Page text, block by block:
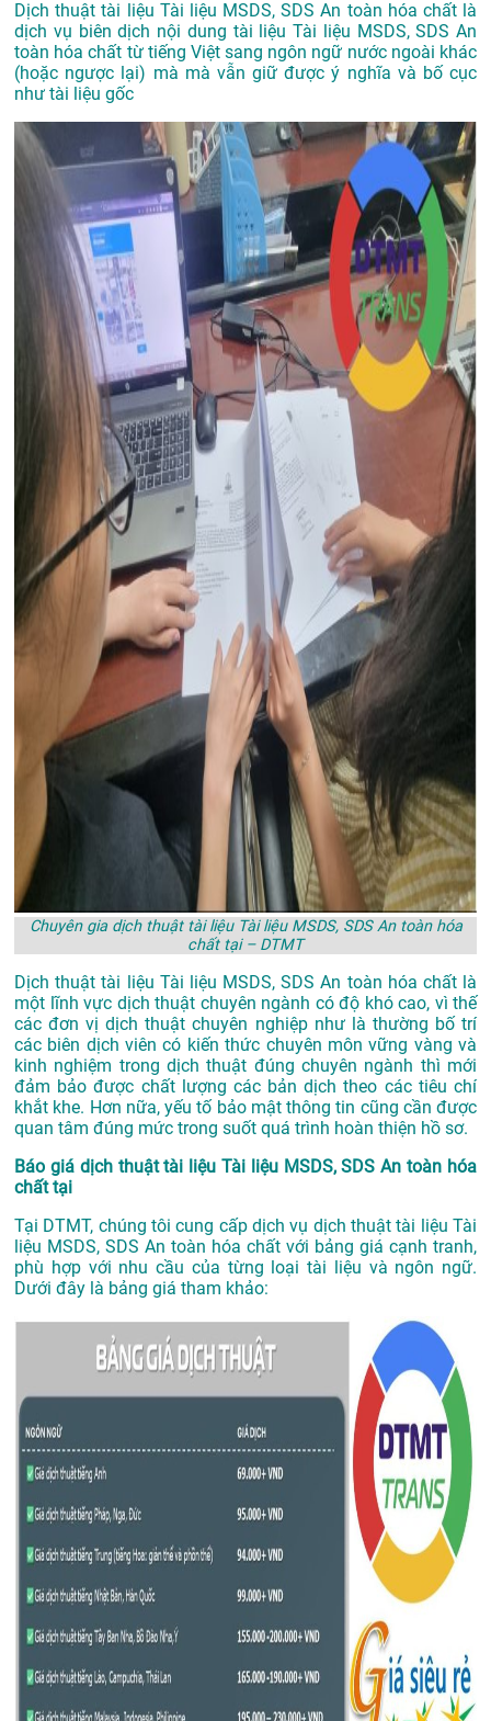
Dịch thuật tài liệu Tài liệu MSDS, SDS An toàn hóa chất là
dịch vụ biên dịch nội dung tài liệu Tài liệu MSDS, SDS An
toàn hóa chất từ tiếng Việt sang ngôn ngữ nước ngoài khác
(hoặc ngược lại) mà mà vẫn giữ được ý nghĩa và bố cục
như tài liệu gốc
Chuyên gia dịch thuật tài liệu Tài liệu MSDS, SDS An toàn hóa
chất tại – DTMT
Dịch thuật tài liệu Tài liệu MSDS, SDS An toàn hóa chất là
một lĩnh vực dịch thuật chuyên ngành có độ khó cao, vì thế
các đơn vị dịch thuật chuyên nghiệp như là thường bố trí
các biên dịch viên có kiến thức chuyên môn vững vàng và
kinh nghiệm trong dịch thuật đúng chuyên ngành thì mới
đảm bảo được chất lượng các bản dịch theo các tiêu chí
khắt khe. Hơn nữa, yếu tố bảo mật thông tin cũng cần được
quan tâm đúng mức trong suốt quá trình hoàn thiện hồ sơ.
Báo giá dịch thuật tài liệu Tài liệu MSDS, SDS An toàn hóa
chất tại
Tại DTMT, chúng tôi cung cấp dịch vụ dịch thuật tài liệu Tài
liệu MSDS, SDS An toàn hóa chất với bảng giá cạnh tranh,
phù hợp với nhu cầu của từng loại tài liệu và ngôn ngữ.
Dưới đây là bảng giá tham khảo: